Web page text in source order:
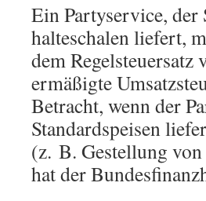
Ein Partyservice,
halteschalen liefert,
dem
ermäßigte
Betracht, wenn der
Standardspeisen
(z. B. Gestellung
hat der